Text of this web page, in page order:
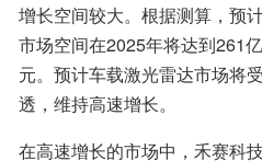
增长空间较大。根据测算，预
市场空间在2025年将达到261
元。预计车载激光雷达市场将
透，维持高速增长。
在高速增长的市场中，禾赛科